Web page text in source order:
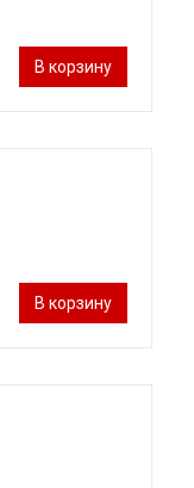
В корзину
В корзину